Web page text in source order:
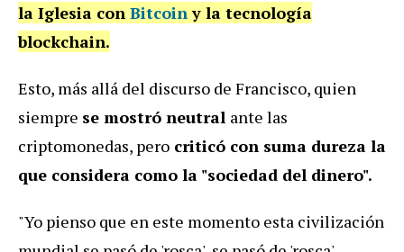
la Iglesia con Bitcoin y la tecnología
blockchain.
Esto, más allá del discurso de Francisco, quien
siempre se mostró neutral ante las
criptomonedas, pero criticó con suma dureza la
que considera como la "sociedad del dinero".
"Yo pienso que en este momento esta civilización